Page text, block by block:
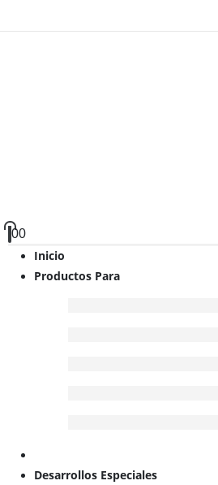
00
Inicio
Productos Para
Desarrollos Especiales